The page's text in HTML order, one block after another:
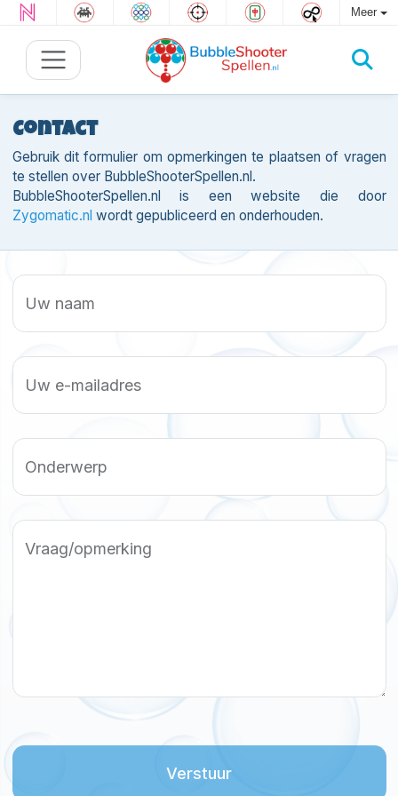
Meer
Contact
Gebruik dit formulier om opmerkingen te plaatsen of vragen
te stellen over BubbleShooterSpellen.nl.
BubbleShooterSpellen.nl is een website die door
Zygomatic.nl wordt gepubliceerd en onderhouden.
Uw naam
Uw e-mailadres
Onderwerp
Vraag/opmerking
Verstuur